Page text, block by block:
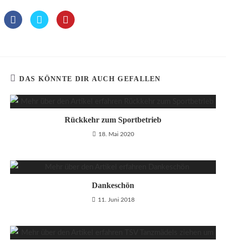
DAS KÖNNTE DIR AUCH GEFALLEN
Rückkehr zum Sportbetrieb
18. Mai 2020
Dankeschön
11. Juni 2018